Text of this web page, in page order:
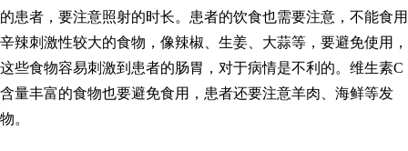
的患者，要注意照射的时长。患者的饮食也需要注意，不能食用
辛辣刺激性较大的食物，像辣椒、生姜、大蒜等，要避免使用，
这些食物容易刺激到患者的肠胃，对于病情是不利的。维生素C
含量丰富的食物也要避免食用，患者还要注意羊肉、海鲜等发
物。